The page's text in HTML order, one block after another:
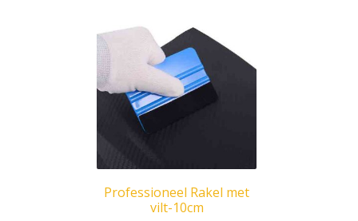
Professioneel Rakel met
vilt-10cm